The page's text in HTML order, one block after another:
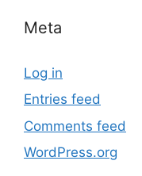
Meta
Log in
Entries feed
Comments feed
WordPress.org